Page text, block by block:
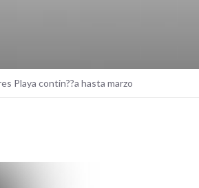
Playa contin??a hasta marzo